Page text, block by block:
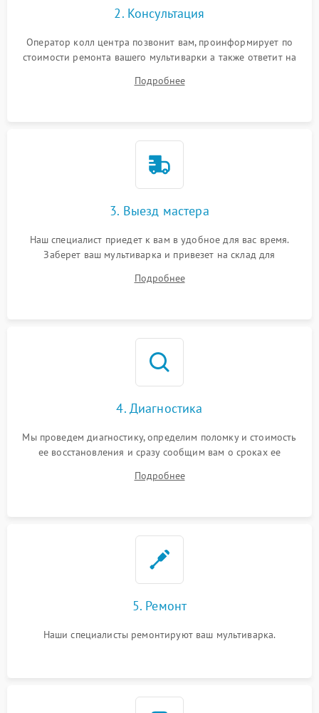
2. Консультация
Оператор колл центра позвонит вам, проинформирует по
стоимости ремонта вашего мультиварки а также ответит на
Подробнее
3. Выезд мастера
Наш специалист приедет к вам в удобное для вас время.
Заберет ваш мультиварка и привезет на склад для
Подробнее
4. Диагностика
Мы проведем диагностику, определим поломку и стоимость
ее восстановления и сразу сообщим вам о сроках ее
Подробнее
5. Ремонт
Наши специалисты ремонтируют ваш мультиварка.